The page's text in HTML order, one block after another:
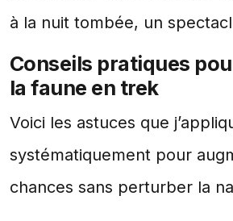
à la nuit tombée, un
Conseils pratiques
la faune en trek
Voici les astuces que
systématiquement pour
chances sans perturber la